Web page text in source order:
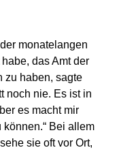
monatelangen
das Amt der
zu haben, sagte
noch nie. Es ist in
es macht mir
Bei allem
sie oft vor Ort,